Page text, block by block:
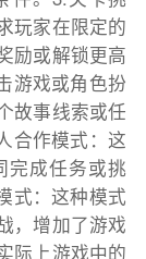
玩家在限定的
励或解锁更高
游戏或角色扮
故事线索或任
合作模式：这
完成任务或挑
式：这种模式
，增加了游戏
际上游戏中的